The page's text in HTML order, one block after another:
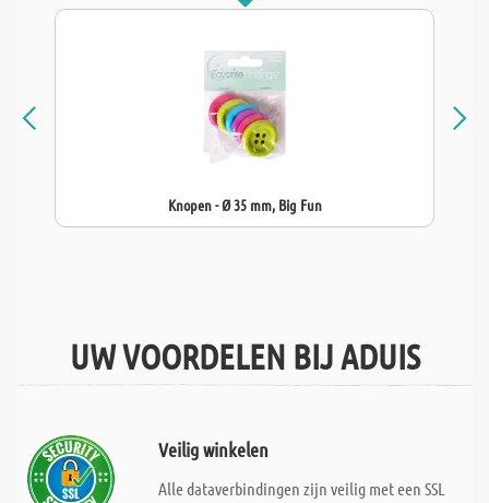
Knopen - Ø 35 mm, Big Fun
UW VOORDELEN BIJ ADUIS
Veilig winkelen
Alle dataverbindingen zijn veilig met een SSL